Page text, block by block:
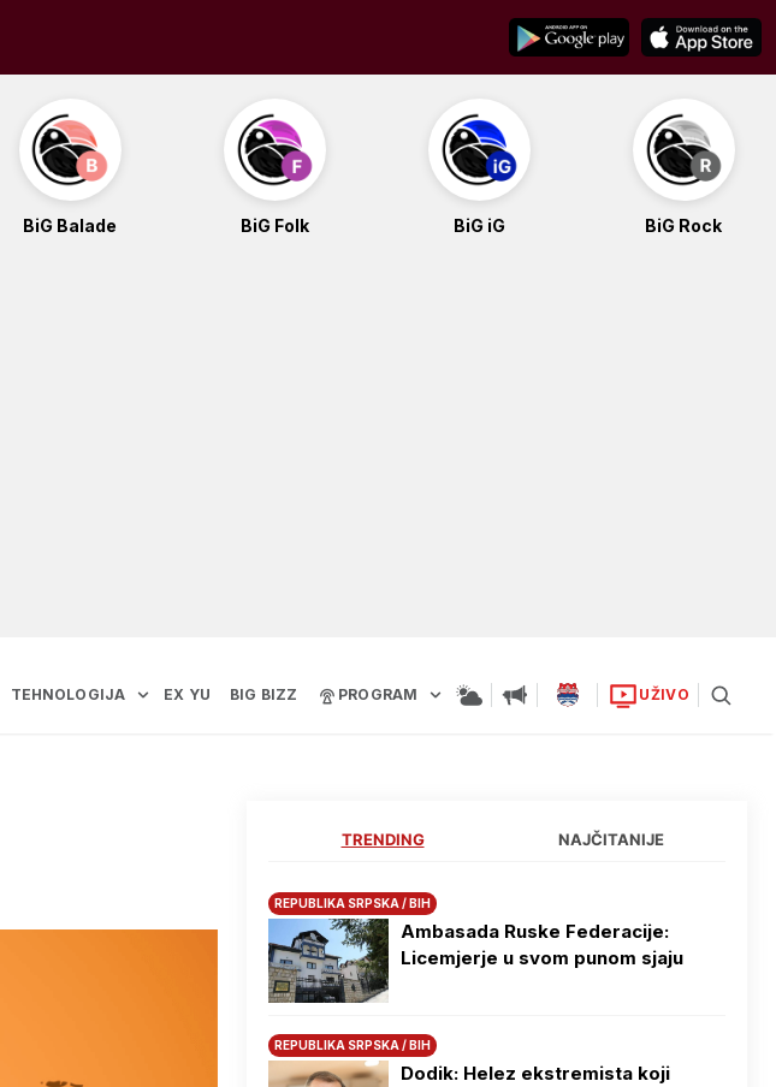
BiG Balade BiG Folk BiG iG BiG Rock
TEHNOLOGIJA EX YU BIG BIZZ PROGRAM UŽIVO
TRENDING NAJČITANIJE
REPUBLIKA SRPSKA / BIH
Ambasada Ruske Federacije:
Licemjerje u svom punom sjaju
REPUBLIKA SRPSKA / BIH
Dodik: Helez ekstremista koji